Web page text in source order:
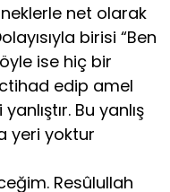
net olarak
birisi “Ben
ise hiç bir
edip amel
Bu yanlış
yeri yoktur
Resûlullah